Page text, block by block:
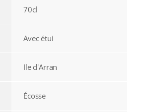
70cl
Avec étui
Ile d'Arran
Écosse